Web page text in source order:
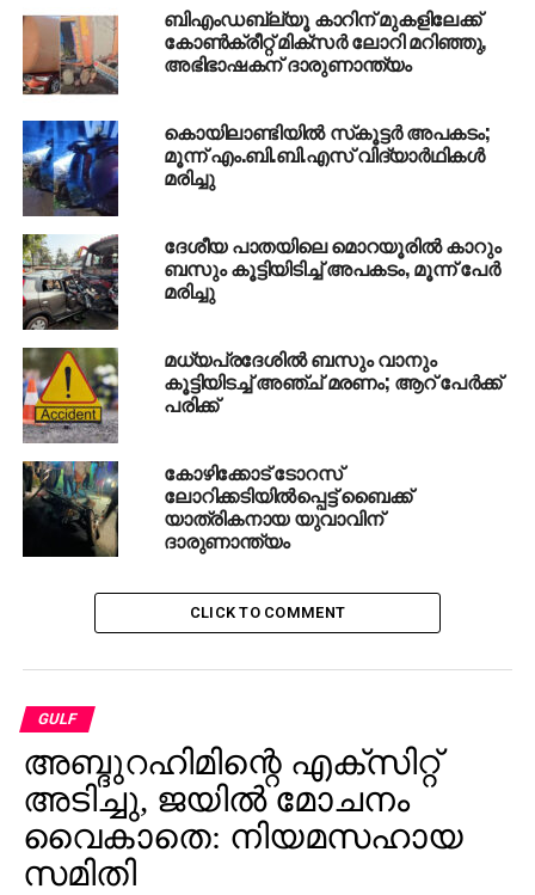
ബിഎംഡബ്ല്യൂ കാറിന് മുകളിലേക്ക്
കോണ്‍ക്രീറ്റ് മിക്‌സര്‍ ലോറി മറിഞ്ഞു,
അഭിഭാഷകന് ദാരുണാന്ത്യം
കൊയിലാണ്ടിയില്‍ സ്‌കൂട്ടര്‍ അപകടം;
മൂന്ന് എം.ബി.ബി.എസ് വിദ്യാര്‍ഥികള്‍
മരിച്ചു
ദേശീയ പാതയിലെ മൊറയൂരില്‍ കാറും
ബസും കൂട്ടിയിടിച്ച് അപകടം, മൂന്ന് പേര്‍
മരിച്ചു
മധ‍്യപ്രദേശിൽ ബസും വാനും
കൂട്ടിയിടച്ച് അഞ്ച് മരണം; ആറ് പേർക്ക്
പരിക്ക്
കോഴിക്കോട് ടോറസ്
ലോറിക്കടിയില്‍പ്പെട്ട് ബൈക്ക്
യാത്രികനായ യുവാവിന്
ദാരുണാന്ത്യം
CLICK TO COMMENT
GULF
അബ്ദുറഹിമിന്റെ എക്‌സിറ്റ്
അടിച്ചു, ജയില്‍ മോചനം
വൈകാതെ: നിയമസഹായ
സമിതി